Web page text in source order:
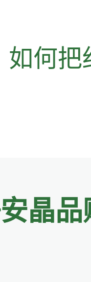
如何把
晶